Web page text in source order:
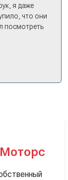
я даже
что они
посмотреть
- и в тот
Все